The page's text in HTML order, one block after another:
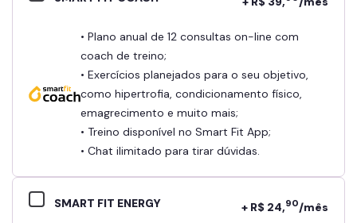
• Plano anual de 12 consultas on-line com
coach de treino;
• Exercícios planejados para o seu objetivo,
como hipertrofia, condicionamento físico,
emagrecimento e muito mais;
• Treino disponível no Smart Fit App;
• Chat ilimitado para tirar dúvidas.
SMART FIT ENERGY + R$ 24,90/mês